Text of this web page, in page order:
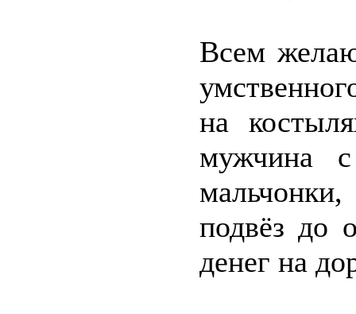
Всем
на
мужчина
подвёз до
денег на